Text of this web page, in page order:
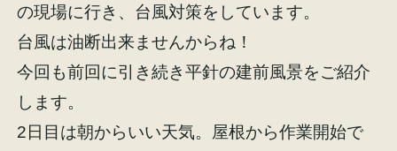
の現場に行き、台風対策をしています。
台風は油断出来ませんからね！
今回も前回に引き続き平針の建前風景をご紹介
します。
2日目は朝からいい天気。屋根から作業開始で
リノベーション
施工事例 お客様の声